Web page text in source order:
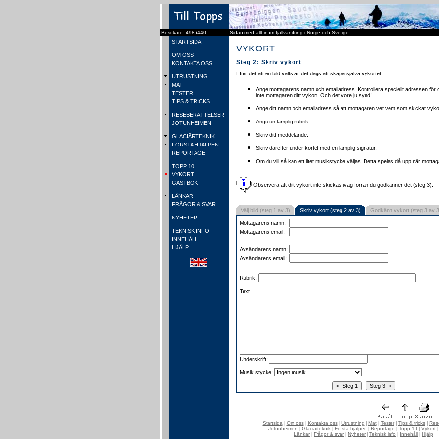
Besökare: 4986440 Sidan med allt inom fjällvandring i Norge och Sverige
STARTSIDA
OM OSS
KONTAKTA OSS
UTRUSTNING
MAT
TESTER
TIPS & TRICKS
RESEBERÄTTELSER
JOTUNHEIMEN
GLACIÄRTEKNIK
FÖRSTA HJÄLPEN
REPORTAGE
TOPP 10
VYKORT
GÄSTBOK
LÄNKAR
FRÅGOR & SVAR
NYHETER
TEKNISK INFO
INNEHÅLL
HJÄLP
VYKORT
Steg 2: Skriv vykort
Efter det att en bild valts är det dags att skapa själva vykortet.
Ange mottagarens namn och emailadress. Kontrollera speciellt adressen för
inte mottagaren ditt vykort. Och det vore ju synd!
Ange ditt namn och emailadress så att mottagaren vet vem som skickat
Ange en lämplig rubrik.
Skriv ditt meddelande.
Skriv därefter under kortet med en lämplig signatur.
Om du vill så kan ett litet musikstycke väljas. Detta spelas då upp när
Observera att ditt vykort inte skickas iväg förrän du godkänner det (steg 3).
Välj bild (steg 1 av 3) Skriv vykort (steg 2 av 3) Godkänn vykort (steg 3 av
Mottagarens namn:
Mottagarens email:
Avsändarens namn:
Avsändarens email:
Rubrik:
Text
Underskrift:
Musik stycke:
Startsida| Om oss| Kontakta oss| Utrustning Mat| Tester| Tips & tricks|
Jotunheimen
Glaciärteknik Första hjälpen Reportage Topp 10 Vykort
Länkar
Frågor & svar Nyheter Teknisk info Innehåll Hjälp